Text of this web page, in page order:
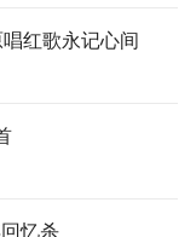
红歌永记心间
忆杀